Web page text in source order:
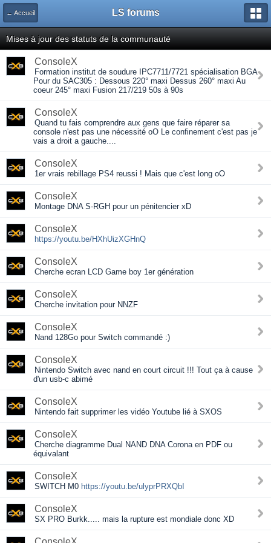
← Accueil LS forums
Mises à jour des statuts de la communauté
ConsoleX
Formation institut de soudure IPC7711/7721 spécialisation BGA
Pour du SAC305 : Dessous 220° maxi Dessus 260° maxi Au
coeur 245° maxi Fusion 217/219 50s à 90s
ConsoleX
Quand tu fais comprendre aux gens que faire réparer sa
console n'est pas une nécessité oO Le confinement c'est pas je
vais a droit a gauche....
ConsoleX
1er vrais rebillage PS4 reussi ! Mais que c'est long oO
ConsoleX
Montage DNA S-RGH pour un pénitencier xD
ConsoleX
https://youtu.be/HXhUizXGHnQ
ConsoleX
Cherche ecran LCD Game boy 1er génération
ConsoleX
Cherche invitation pour NNZF
ConsoleX
Nand 128Go pour Switch commandé :)
ConsoleX
Nintendo Switch avec nand en court circuit !!! Tout ça à cause
d'un usb-c abimé
ConsoleX
Nintendo fait supprimer les vidéo Youtube lié à SXOS
ConsoleX
Cherche diagramme Dual NAND DNA Corona en PDF ou
équivalant
ConsoleX
SWITCH M0 https://youtu.be/ulyprPRXQbI
ConsoleX
SX PRO Burkk..... mais la rupture est mondiale donc XD